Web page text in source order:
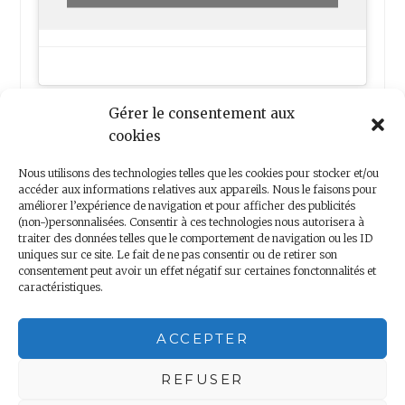
Gérer le consentement aux
cookies
Nous utilisons des technologies telles que les cookies pour stocker et/ou
accéder aux informations relatives aux appareils. Nous le faisons pour
améliorer l’expérience de navigation et pour afficher des publicités
(non-)personnalisées. Consentir à ces technologies nous autorisera à
traiter des données telles que le comportement de navigation ou les ID
uniques sur ce site. Le fait de ne pas consentir ou de retirer son
consentement peut avoir un effet négatif sur certaines fonctonnalités et
caractéristiques.
ACCEPTER
REFUSER
Nous contacter